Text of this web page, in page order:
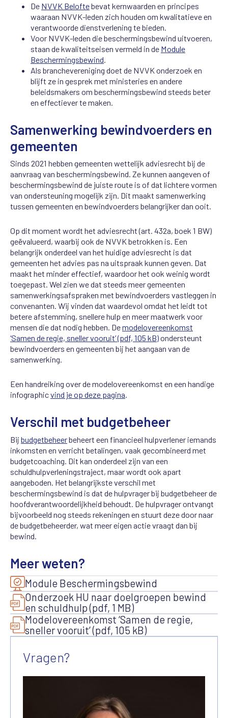
De NVVK Beloftebevat kernwaarden en principes
waaraan NVVK-leden zich houden om kwalitatieve en
verantwoorde dienstverlening te bieden.
Voor NVVK-leden die beschermingsbewind uitvoeren,
staan de kwaliteitseisen vermeld in de Module
Beschermingsbewind
Als branchevereniging doet de NVVK onderzoek en
blijft ze in gesprek met ministeries en andere
beleidsmakers om beschermingsbewind steeds beter
en effectiever te maken.
Samenwerking bewindvoerders en
gemeenten
Sinds 2021 hebben gemeenten wettelijk adviesrecht bij de
aanvraag van beschermingsbewind. Ze kunnen aangeven of
beschermingsbewind de juiste route is of dat lichtere vormen
van ondersteuning mogelijk zijn. Dit maakt samenwerking
tussen gemeenten en bewindvoerders belangrijker dan ooit.
Op dit moment wordt het adviesrecht (art. 432a, boek 1 BW)
geëvalueerd, waarbij ook de NVVK betrokken is. Een
belangrijk onderdeel van het huidige adviesrecht is dat
gemeenten het advies pas na uitspraak kunnen geven. Dat
maakt het minder effectief, waardoor het ook weinig wordt
toegepast. Wel zien we dat steeds meer gemeenten
samenwerkingsafspraken met bewindvoerders vastleggen in
convenanten. Wij vinden dat waardevol omdat het leidt tot
betere afstemming, snellere hulp en meer maatwerk voor
mensen die dat nodig hebben. Demodelovereenkomst
‘Samen de regie, sneller vooruit’ (pdf, 105 kB)ondersteunt
bewindvoerders en gemeenten bij het aangaan van de
samenwerking.
Een handreiking over de modelovereenkomst en een handige
infographicvind je op deze pagina.
Verschil met budgetbeheer
Bij budgetbeheerbeheert een financieel hulpverlener iemands
inkomsten en verricht betalingen, vaak gecombineerd met
budgetcoaching. Dit kan onderdeel zijn van een
schuldhulpverleningstraject, maar wordt ook apart
aangeboden. Het belangrijkste verschil met
beschermingsbewind is dat de hulpvrager bij budgetbeheer de
hoofdverantwoordelijkheid behoudt. De hulpvrager ontvangt
bijvoorbeeld nog steeds rekeningen en stuurt deze door naar
de budgetbeheerder, wat meer eigen actie vraagt dan bij
bewind.
Meer weten?
Module Beschermingsbewind
Onderzoek HU naar doelgroepen bewind
en schuldhulp (pdf, 1 MB)
Modelovereenkomst ‘Samen de regie,
sneller vooruit’ (pdf, 105 kB)
Vragen?